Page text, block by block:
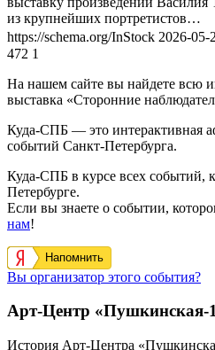
из крупнейших портретистов…
https://schema.org/InStock 2026-05-
472 1
На нашем сайте вы найдете всю
выставка «Сторонние
Куда-СПБ — это интерактивная
событий Санкт-Петербурга.
Куда-СПБ в курсе всех событий,
Петербурге.
Если вы знаете о событии,
нам!
Напомнить
Вы организатор этого события?
Арт-Центр «Пушкинская-
История Арт-Центра